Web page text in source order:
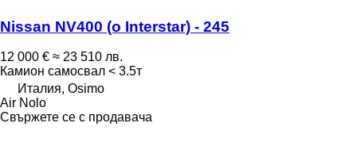
Nissan NV400 (o Interstar) - 245
12 000 € ≈ 23 510 лв.
Камион самосвал < 3.5т
Италия, Osimo
Air Nolo
Свържете се с продавача